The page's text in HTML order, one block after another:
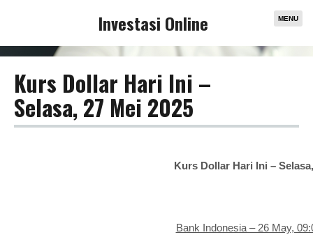
MENU
Investasi Online
Kurs Dollar Hari Ini –
Selasa, 27 Mei 2025
Kurs Dollar Hari Ini –
Bank Indonesia – 26 May,